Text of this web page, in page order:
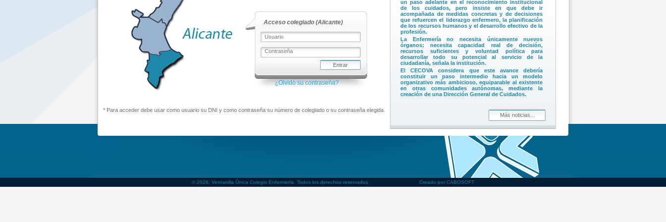
Acceso colegiado (Alicante)
¿Olvidó su contraseña?
* Para acceder debe usar como usuario su DNI y como contraseña su número de colegiado o su contraseña elegida.
de los cuidados, pero insiste en que debe ir
acompañada de medidas concretas y de decisiones
que refuercen el liderazgo enfermero, la planificación
de los recursos humanos y el desarrollo efectivo de la
profesión.
La Enfermería no necesita únicamente nuevos
órganos; necesita capacidad real de decisión,
recursos suficientes y voluntad política para
desarrollar todo su potencial al servicio de la
ciudadanía, señala la institución.
El CECOVA considera que este avance debería
constituir un paso intermedio hacia un modelo
organizativo más ambicioso, equiparable al existente
en otras comunidades autónomas, mediante la
creación de una Dirección General de Cuidados.
Distinción de la Generalitat por los servicios
prestados y la solidaridad demostrada durante la
El presidente de la Generalitat, Juanfran Pérez Llorca
reconoce el compromiso ejemplar de UPdV con la
sociedad valenciana y distingue la respuesta solidaria
de las profesiones colegiadas.
La organización agradece el respaldo institucional y
comparte este reconocimiento con todos los colegios
profesionales que han integrado la respuesta a la
La distinción pone en valor la solidaridad de las
profesiones y el compromiso de toda la sociedad
Más noticias...
© 2026, Ventanilla Única Colegio Enfermería. Todos los derechos reservados Creado por CABOSOFT